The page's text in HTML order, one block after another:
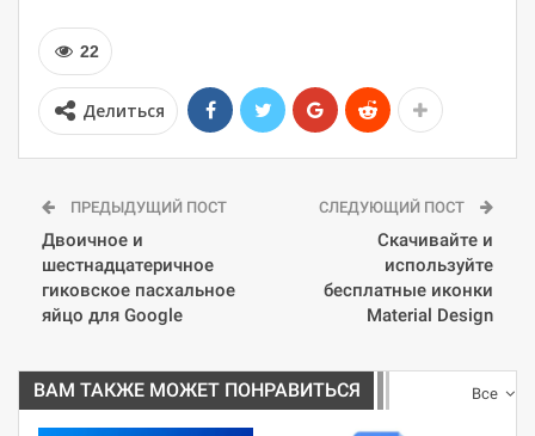
22
Делиться
ПРЕДЫДУЩИЙ ПОСТ
Двоичное и
шестнадцатеричное
гиковское пасхальное
яйцо для Google
СЛЕДУЮЩИЙ ПОСТ
Скачивайте и
используйте
бесплатные иконки
Material Design
Все
ВАМ ТАКЖЕ МОЖЕТ ПОНРАВИТЬСЯ